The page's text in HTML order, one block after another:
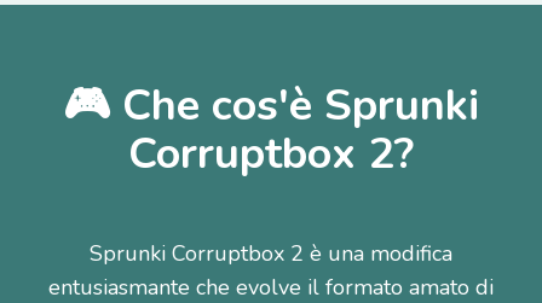
🎮 Che cos'è Sprunki
Corruptbox 2?
Sprunki Corruptbox 2 è una modifica
entusiasmante che evolve il formato amato di